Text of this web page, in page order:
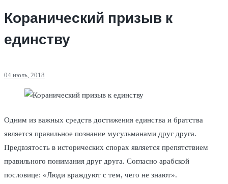
Коранический призыв к
единству
04 июль, 2018
Одним из важных средств достижения единства и братства
является правильное познание мусульманами друг друга.
Предвзятость в исторических спорах является препятствием
правильного понимания друг друга. Согласно арабской
пословице: «Люди враждуют с тем, чего не знают».